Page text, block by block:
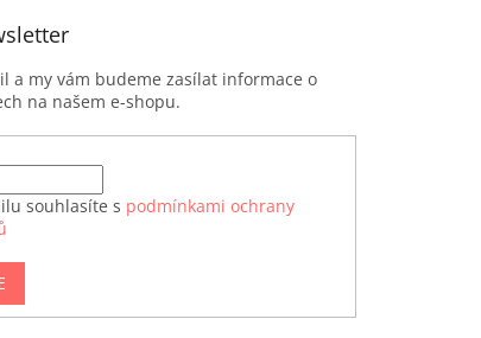
a my vám budeme zasílat informace o
na našem e-shopu.
souhlasíte s podmínkami ochrany